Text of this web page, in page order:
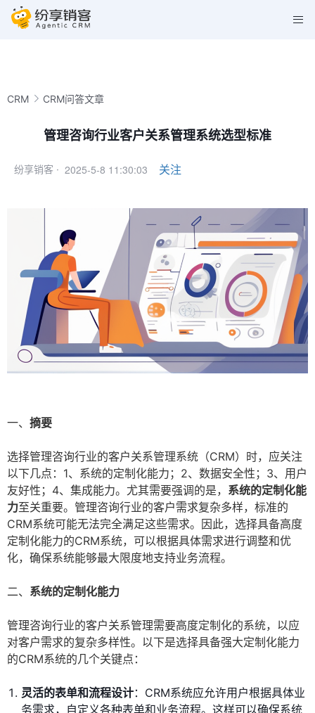
CRM CRM问答文章
管理咨询行业客户关系管理系统选型标准
纷享销客 · 2025-5-8 11:30:03 关注
一、 摘要
选择管理咨询行业的客户关系管理系统（CRM）时，应关注
以下几点：1、系统的定制化能力；2、数据安全性；3、用户
友好性；4、集成能力。尤其需要强调的是， 系统的定制化能
力至关重要。管理咨询行业的客户需求复杂多样，标准的
CRM系统可能无法完全满足这些需求。因此，选择具备高度
定制化能力的CRM系统，可以根据具体需求进行调整和优
化，确保系统能够最大限度地支持业务流程。
二、 系统的定制化能力
管理咨询行业的客户关系管理需要高度定制化的系统，以应
对客户需求的复杂多样性。以下是选择具备强大定制化能力
的CRM系统的几个关键点：
灵活的表单和流程设计：CRM系统应允许用户根据具体业
务需求，自定义各种表单和业务流程。这样可以确保系统